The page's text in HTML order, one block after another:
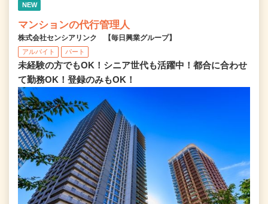
NEW
マンションの代行管理人
株式会社センシアリンク 【毎日興業グループ】
アルバイト パート
未経験の方でもOK！シニア世代も活躍中！都合に合わせ
て勤務OK！登録のみもOK！